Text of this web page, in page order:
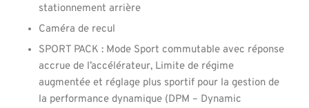
stationnement arrière
Caméra de recul
SPORT PACK : Mode Sport commutable avec réponse
accrue de l’accélérateur, Limite de régime
augmentée et réglage plus sportif pour la gestion de
la performance dynamique (DPM – Dynamic